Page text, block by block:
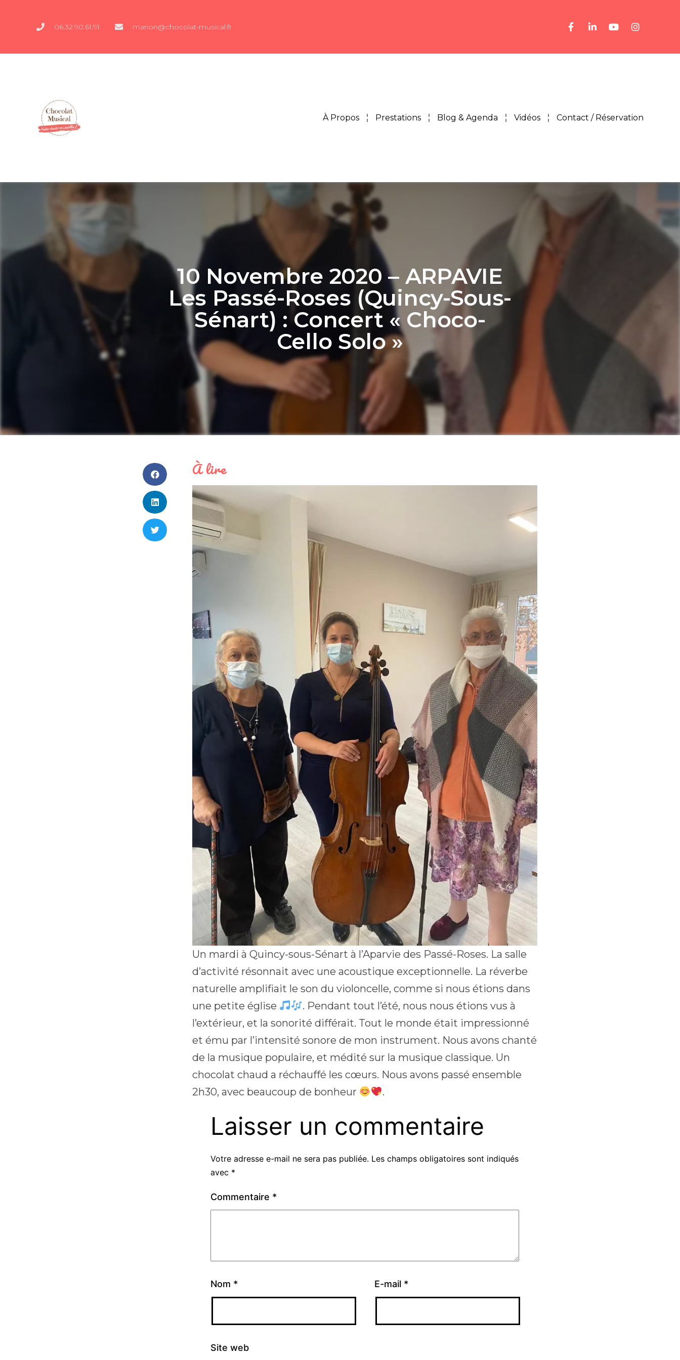
06.32.90.61.91 marion@chocolat-musical.fr
À Propos Prestations Blog & Agenda Vidéos Contact / Réservation
10 Novembre 2020 – ARPAVIE
Les Passé-Roses (Quincy-Sous-
Sénart) : Concert « Choco-
Cello Solo »
À lire
Un mardi à Quincy-sous-Sénart à l’Aparvie des Passé-Roses. La salle
d’activité résonnait avec une acoustique exceptionnelle. La réverbe
naturelle amplifiait le son du violoncelle, comme si nous étions dans
une petite église
. Pendant tout l’été, nous nous étions vus à
l’extérieur, et la sonorité différait. Tout le monde était impressionné
et ému par l’intensité sonore de mon instrument. Nous avons chanté
de la musique populaire, et médité sur la musique classique. Un
chocolat chaud a réchauffé les cœurs. Nous avons passé ensemble
2h30, avec beaucoup de bonheur
.
Laisser un commentaire
Votre adresse e-mail ne sera pas publiée. Les champs obligatoires sont indiqués
avec *
Commentaire *
Nom * E-mail *
Site web